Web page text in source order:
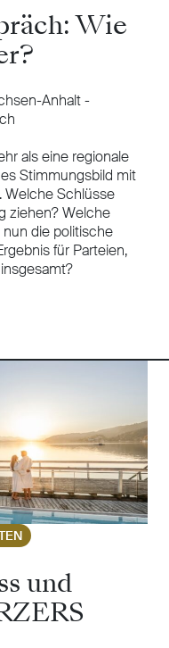
Wie
Anhalt -
als eine regionale
Stimmungsbild mit
Welche Schlüsse
ziehen? Welche
die politische
für Parteien,
und